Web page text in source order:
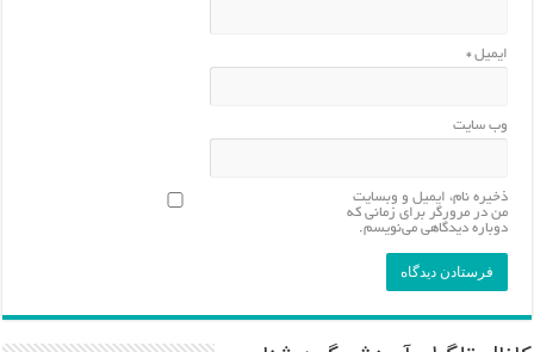
ایمیل*
وب‌ سایت
ذخیره نام، ایمیل و وبسایت
من در مرورگر برای زمانی که
دوباره دیدگاهی می‌نویسم.